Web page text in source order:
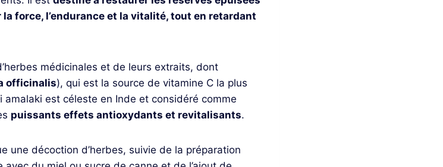
force, l’endurance et la vitalité, tout en retardant
médicinales et de leurs extraits, dont
officinalis), qui est la source de vitamine C la plus
amalaki est céleste en Inde et considéré comme
puissants effets antioxydants et revitalisants.
une décoction d’herbes, suivie de la préparation